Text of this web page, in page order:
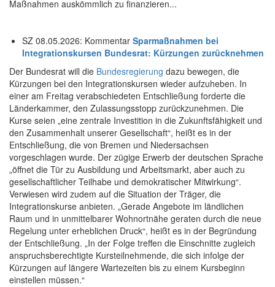
Maßnahmen auskömmlich zu finanzieren...
SZ 08.05.2026: Kommentar Sparmaßnahmen bei
Integrationskursen Bundesrat: Kürzungen zurücknehmen
Der Bundesrat will die Bundesregierung dazu bewegen, die
Kürzungen bei den Integrationskursen wieder aufzuheben. In
einer am Freitag verabschiedeten Entschließung forderte die
Länderkammer, den Zulassungsstopp zurückzunehmen. Die
Kurse seien „eine zentrale Investition in die Zukunftsfähigkeit und
den Zusammenhalt unserer Gesellschaft“, heißt es in der
Entschließung, die von Bremen und Niedersachsen
vorgeschlagen wurde. Der zügige Erwerb der deutschen Sprache
„öffnet die Tür zu Ausbildung und Arbeitsmarkt, aber auch zu
gesellschaftlicher Teilhabe und demokratischer Mitwirkung“.
Verwiesen wird zudem auf die Situation der Träger, die
Integrationskurse anbieten. „Gerade Angebote im ländlichen
Raum und in unmittelbarer Wohnortnähe geraten durch die neue
Regelung unter erheblichen Druck“, heißt es in der Begründung
der Entschließung. „In der Folge treffen die Einschnitte zugleich
anspruchsberechtigte Kursteilnehmende, die sich infolge der
Kürzungen auf längere Wartezeiten bis zu einem Kursbeginn
einstellen müssen.“